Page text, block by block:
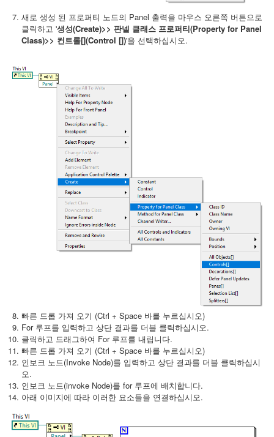
새로 생성 된 프로퍼티 노드의 Panel 출력을 마우스 오른쪽 버튼으로
클릭하고 '생성(Create)>> 판넬 클래스 프로퍼티(Property for Panel
Class)>> 컨트롤[](Control [])'을 선택하십시오.
빠른 드롭 가져 오기 (Ctrl + Space 바를 누르십시오)
For 루프를 입력하고 상단 결과를 더블 클릭하십시오.
클릭하고 드래그하여 For 루프를 내립니다.
빠른 드롭 가져 오기 (Ctrl + Space 바를 누르십시오)
인보크 노드(Invoke Node)를 입력하고 상단 결과를 더블 클릭하십시
오.
인보크 노드(invoke Node)를 for 루프에 배치합니다.
아래 이미지에 따라 이러한 요소들을 연결하십시오.